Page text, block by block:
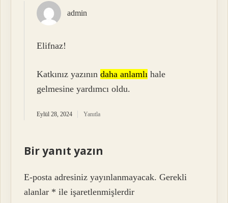
admin
Elifnaz!
Katkınız yazınındaha anlamlı hale
gelmesine yardımcı oldu.
Eylül 28, 2024 Yanıtla
Bir yanıt yazın
E-posta adresiniz yayınlanmayacak. Gerekli
alanlar * ile işaretlenmişlerdir